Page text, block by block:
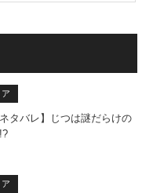
タバレ】じつは謎だらけの